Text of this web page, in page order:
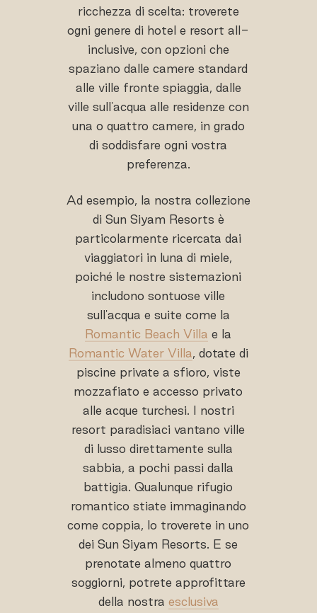
ricchezza di scelta: troverete
ogni genere di hotel e resort all-
inclusive, con opzioni che
spaziano dalle camere standard
alle ville fronte spiaggia, dalle
ville sull'acqua alle residenze con
una o quattro camere, in grado
di soddisfare ogni vostra
preferenza.
Ad esempio, la nostra collezione
di Sun Siyam Resorts è
particolarmente ricercata dai
viaggiatori in luna di miele,
poiché le nostre sistemazioni
includono sontuose ville
sull'acqua e suite come la
Romantic Beach Villa e la
Romantic Water Villa, dotate di
piscine private a sfioro, viste
mozzafiato e accesso privato
alle acque turchesi. I nostri
resort paradisiaci vantano ville
di lusso direttamente sulla
sabbia, a pochi passi dalla
battigia. Qualunque rifugio
romantico stiate immaginando
come coppia, lo troverete in uno
dei Sun Siyam Resorts. E se
prenotate almeno quattro
soggiorni, potrete approfittare
della nostra esclusiva